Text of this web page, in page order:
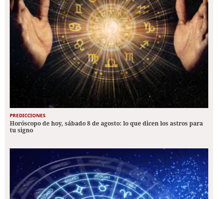
PREDICCIONES
Horóscopo de hoy, sábado 8 de agosto: lo que dicen los astros para
tu signo